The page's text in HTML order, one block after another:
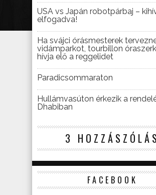
USA vs Japán robotpárbaj –
elfogadva!
Ha svájci órásmesterek
vidámparkot, tourbillon
hívja elő a reggelidet
Paradicsommaraton
Hullámvasúton érkezik a
Dhabiban
3 HOZZÁSZÓLÁS
FACEBOOK